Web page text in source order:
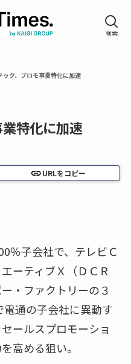
ック、プロモ事業特化に加速
特化に加速
URLをコピー
％子会社で、テレビＣ
ーティブＸ（ＤＣＲ
・ファクトリーの３
通の子会社に異動す
ールスプロモーショ
高める狙い。